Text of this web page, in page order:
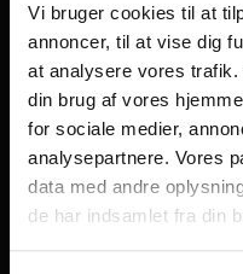
Vi bruger cookies til at
annoncer, til at vise dig
at analysere vores
din brug af vores
for sociale medier,
analysepartnere. Vores
data med andre
de har indsamlet fra din
Freier